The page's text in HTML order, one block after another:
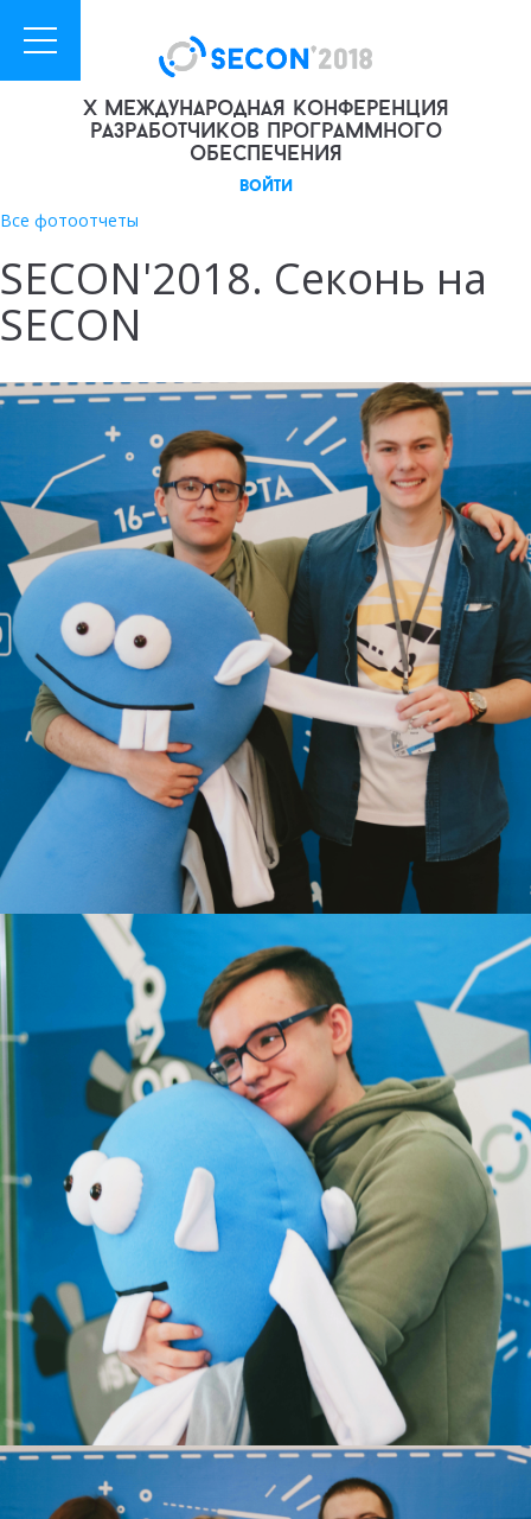
X международная конференция
разработчиков программного
обеспечения
войти
Все фотоотчеты
SECON'2018. Секонь на
SECON